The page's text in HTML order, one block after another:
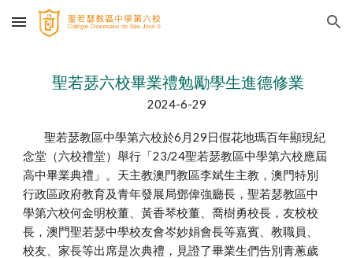
Skip to main content Skip to navigation
聖若瑟六校畢業禮勉勵學生進德修業
2024-6-29
聖若瑟教區中學第六校於6月29日假花地瑪百年顯現紀
念堂（六校禮堂）舉行「23/24聖若瑟教區中學第六校應屆
高中畢業典禮」。天主教澳門教區李斌生主教，澳門特別
行政區政府教育及青年發展局鄧偉強廳長，聖若瑟教區中
學第六校何金明校董、黃香琴校董、喬樹勇校長，友校校
長，澳門聖若瑟中學校友會岑妙娟會長等嘉賓、教職員、
校友、家長等出席是次典禮，見證了畢業生們告別青蔥歲